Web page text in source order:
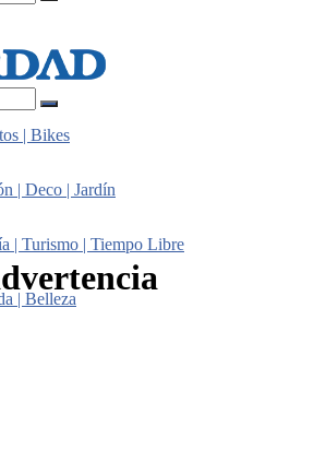
| Bikes
| Deco | Jardín
| Turismo | Tiempo Libre
| Belleza